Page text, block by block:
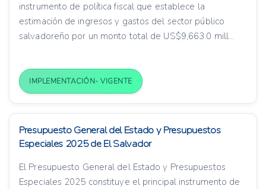
instrumento de política fiscal que establece la
estimación de ingresos y gastos del sector público
salvadoreño por un monto total de US$9,663.0 mill...
IMPLEMENTACIÓN- VIGENTE
Presupuesto General del Estado y Presupuestos
Especiales 2025 de El Salvador
El Presupuesto General del Estado y Presupuestos
Especiales 2025 constituye el principal instrumento de